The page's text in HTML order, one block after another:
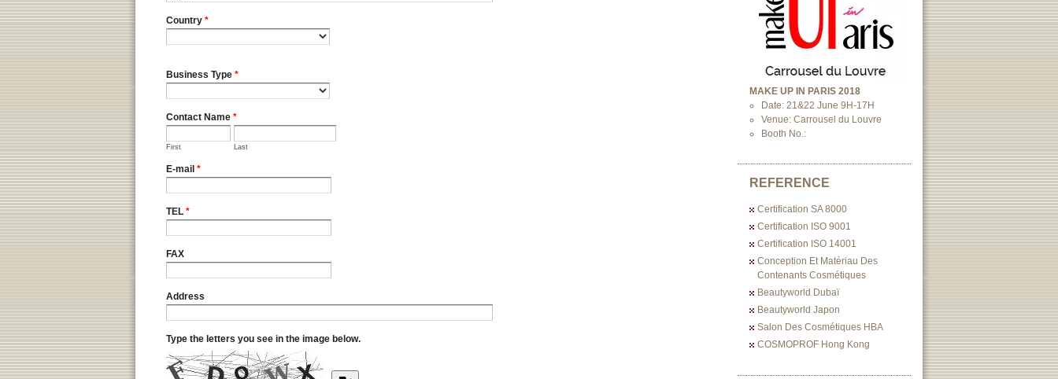
MAKE UP IN PARIS 2018
Date: 21&22 June 9H-17H
Venue: Carrousel du Louvre
Booth No.:
REFERENCE
Certification SA 8000
Certification ISO 9001
Certification ISO 14001
Conception Et Matériau Des
Contenants Cosmétiques
Beautyworld Dubaï
Beautyworld Japon
Salon Des Cosmétiques HBA
COSMOPROF Hong Kong